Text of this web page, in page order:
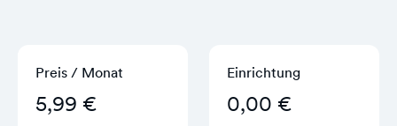
Preis / Monat
5,99 €
Einrichtung
0,00 €